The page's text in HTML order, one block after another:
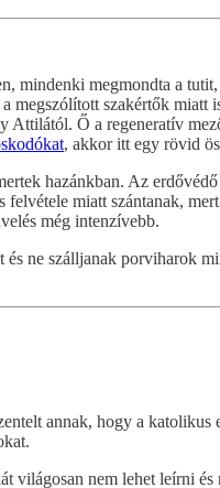
megmondta a
megszólított szakértők
Attilától. Ő a regeneratív
, akkor itt egy rövid
hazánkban. Az
miatt szántanak,
még intenzívebb.
ne szálljanak porviharok
annak, hogy a
nem lehet leírni és